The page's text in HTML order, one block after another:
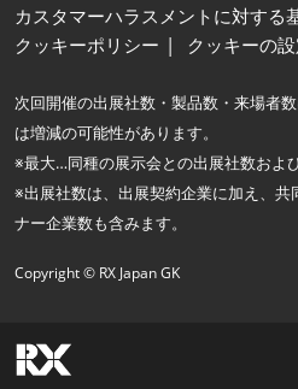
カスタマーハラスメントに対する
クッキーポリシー
クッキーの
次回開催の出展社数・製品数・来場者
は増減の可能性があります。
※最大…同種の展示会との出展社数およ
※出展社数は、出展契約企業に加え、共
ナー企業数も含みます。
Copyright © RX Japan GK